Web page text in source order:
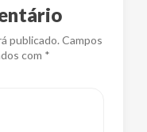
publicado. Campos
com *